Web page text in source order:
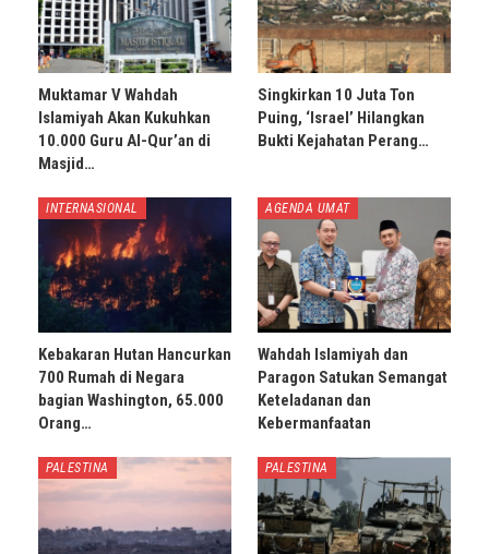
Muktamar V Wahdah
Islamiyah Akan Kukuhkan
10.000 Guru Al-Qur’an di
Masjid…
Singkirkan 10 Juta Ton
Puing, ‘Israel’ Hilangkan
Bukti Kejahatan Perang…
INTERNASIONAL
Kebakaran Hutan Hancurkan
700 Rumah di Negara
bagian Washington, 65.000
Orang…
AGENDA UMAT
Wahdah Islamiyah dan
Paragon Satukan Semangat
Keteladanan dan
Kebermanfaatan
PALESTINA PALESTINA